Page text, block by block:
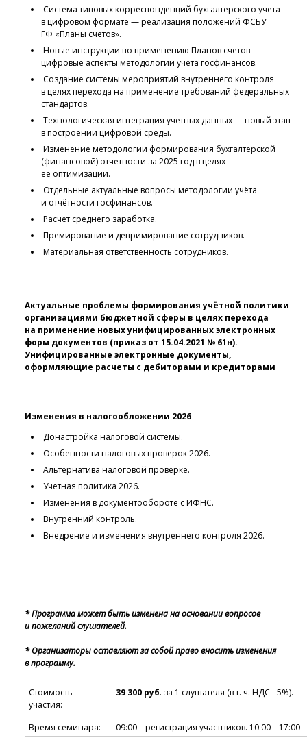
Система типовых корреспонденций бухгалтерского учета
в цифровом формате — реализация положений ФСБУ
ГФ «Планы счетов».
Новые инструкции по применению Планов счетов —
цифровые аспекты методологии учёта госфинансов.
Создание системы мероприятий внутреннего контроля
в целях перехода на применение требований федеральных
стандартов.
Технологическая интеграция учетных данных — новый этап
в построении цифровой среды.
Изменение методологии формирования бухгалтерской
(финансовой) отчетности за 2025 год в целях
ее оптимизации.
Отдельные актуальные вопросы методологии учёта
и отчётности госфинансов.
Расчет среднего заработка.
Премирование и депримирование сотрудников.
Материальная ответственность сотрудников.
Актуальные проблемы формирования учётной политики
организациями бюджетной сферы в целях перехода
на применение новых унифицированных электронных
форм документов (приказ от 15.04.2021 № 61н).
Унифицированные электронные документы,
оформляющие расчеты с дебиторами и кредиторами
Изменения в налогообложении 2026
Донастройка налоговой системы.
Особенности налоговых проверок 2026.
Альтернатива налоговой проверке.
Учетная политика 2026.
Изменения в документообороте с ИФНС.
Внутренний контроль.
Внедрение и изменения внутреннего контроля 2026.
* Программа может быть изменена на основании вопросов
и пожеланий слушателей.
* Организаторы оставляют за собой право вносить изменения
в программу.
Стоимость
участия:
39 300 руб. за 1 слушателя (в т. ч. НДС - 5%).
Время семинара:
09:00 – регистрация участников. 10:00 – 17:00